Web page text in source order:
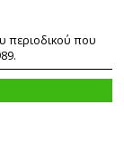
περιοδικού που